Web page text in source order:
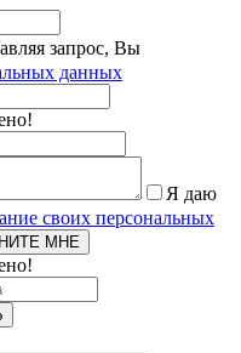
запрос, Вы
данных
Я даю
своих персональных
МНЕ